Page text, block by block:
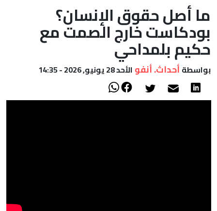
الصحراء
ما أصل حقوق الإنسان؟
بودكاست خارج الصمت مع
حكيم بلمداحي
بواسطة أحداث. أنفو الأحد 28 يونيو, 2026 - 14:35